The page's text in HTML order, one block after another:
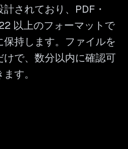
されており、PDF・
以上のフォーマットで
保持します。ファイルを
けで、数分以内に確認可
す。